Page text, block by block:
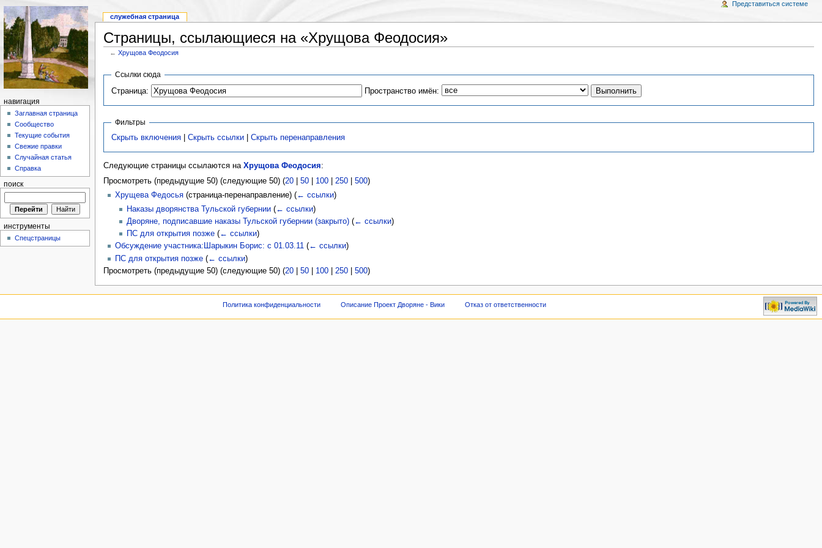
Страницы, ссылающиеся на «Хрущова Феодосия»
←Хрущова Феодосия
Ссылки сюда
Страница:
Пространство имён:
Фильтры
Скрыть включения |Скрыть ссылки |Скрыть перенаправления
Следующие страницы ссылаются на Хрущова Феодосия:
Просмотреть (предыдущие 50) (следующие 50) (20| 50| 100| 250| 500)
Хрущева Федосья(страница-перенаправление) (← ссылки)
Наказы дворянства Тульской губернии (← ссылки)
Дворяне, подписавшие наказы Тульской губернии (закрыто) (← ссылки)
ПС для открытия позже (← ссылки)
Обсуждение участника:Шарыкин Борис: с 01.03.11 (← ссылки)
ПС для открытия позже (← ссылки)
Просмотреть (предыдущие 50) (следующие 50) (20| 50| 100| 250| 500)
служебная страница
Представиться системе
навигация
Заглавная страница
Сообщество
Текущие события
Свежие правки
Случайная статья
Справка
поиск
инструменты
Спецстраницы
Политика конфиденциальности Описание Проект Дворяне - Вики Отказ от ответственности